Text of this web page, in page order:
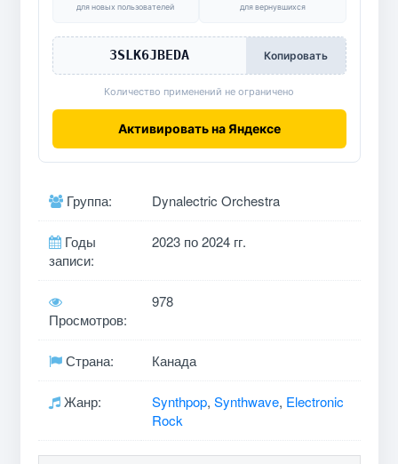
для новых пользователей для вернувшихся
3SLK6JBEDA Копировать
Количество применений не ограничено
Активировать на Яндексе
Группа: Dynalectric Orchestra
Годы
записи:
2023 по 2024 гг.
Просмотров:
978
Страна: Канада
Жанр: Synthpop, Synthwave, Electronic
Rock